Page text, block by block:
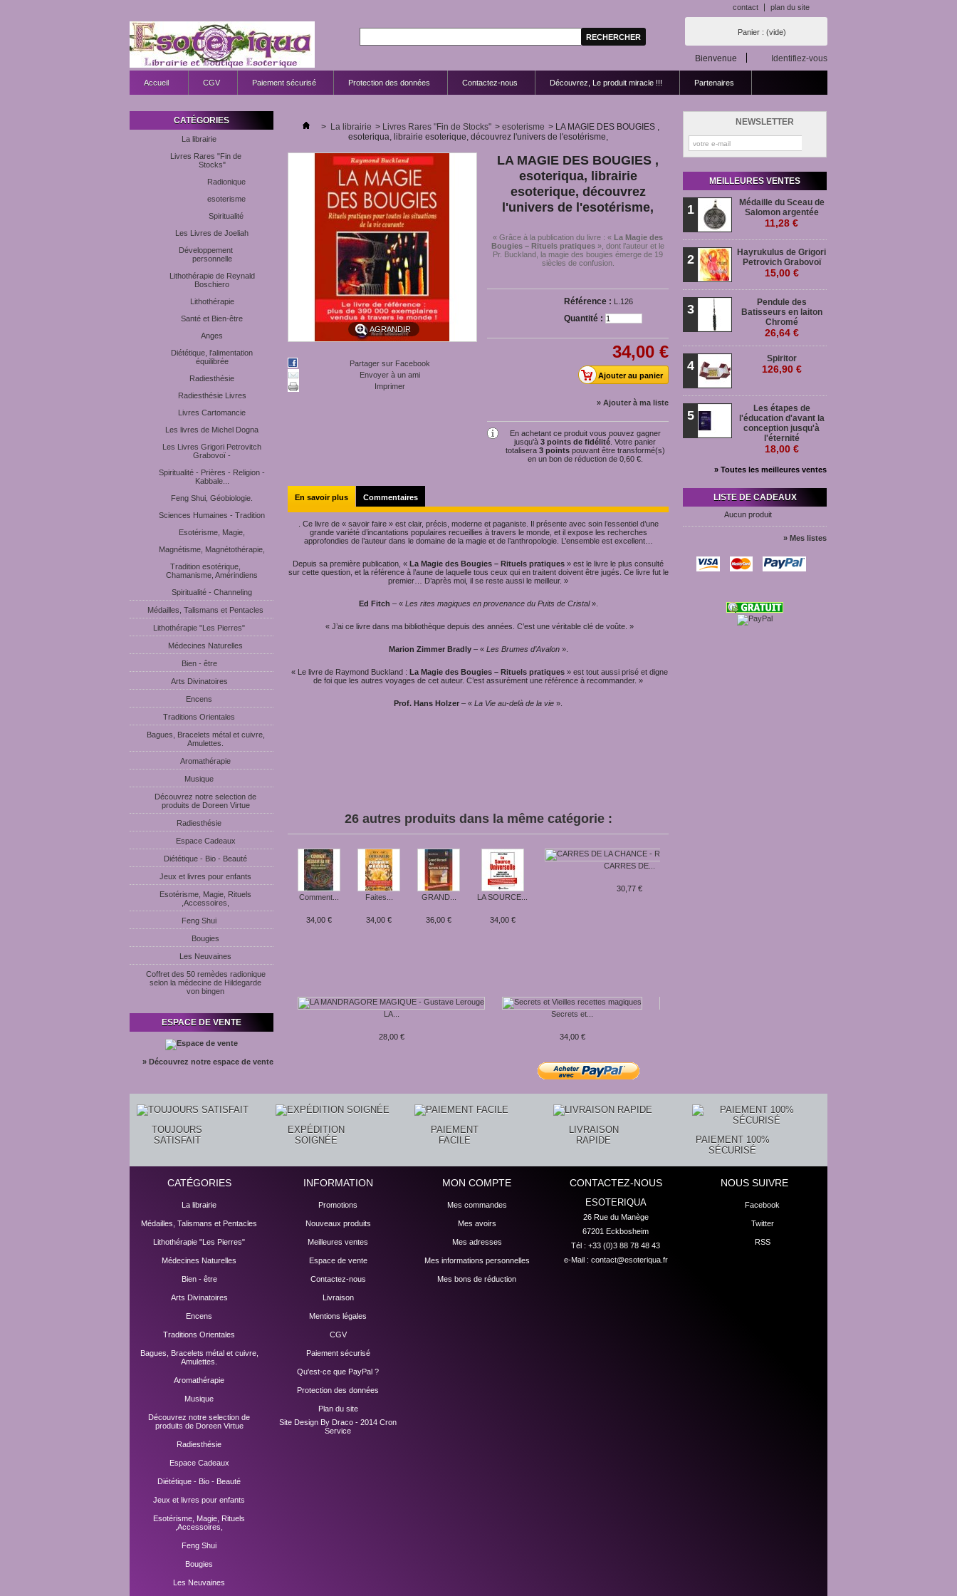
contact plan du site
Panier : (vide)
Bienvenue Identifiez-vous
Accueil CGV Paiement sécurisé Protection des données Contactez-nous Découvrez, Le produit miracle !!! Partenaires
CATÉGORIES
La librairie
Livres Rares "Fin de
Stocks"
Radionique
esoterisme
Spiritualité
Les Livres de Joeliah
Développement
personnelle
Lithothérapie de Reynald
Boschiero
Lithothérapie
Santé et Bien-être
Anges
Diététique, l'alimentation
équilibrée
Radiesthésie
Radiesthésie Livres
Livres Cartomancie
Les livres de Michel Dogna
Les Livres Grigori Petrovitch
Grabovoï -
Spiritualité - Prières - Religion -
Kabbale...
Feng Shui, Géobiologie.
Sciences Humaines - Tradition
Esotérisme, Magie,
Magnétisme, Magnétothérapie,
Tradition esotérique,
Chamanisme, Amérindiens
Spiritualité - Channeling
Médailles, Talismans et Pentacles
Lithothérapie "Les Pierres"
Médecines Naturelles
Bien - être
Arts Divinatoires
Encens
Traditions Orientales
Bagues, Bracelets métal et cuivre,
Amulettes.
Aromathérapie
Musique
Découvrez notre selection de
produits de Doreen Virtue
Radiesthésie
Espace Cadeaux
Diététique - Bio - Beauté
Jeux et livres pour enfants
Esotérisme, Magie, Rituels
,Accessoires,
Feng Shui
Bougies
Les Neuvaines
Coffret des 50 remèdes radionique
selon la médecine de Hildegarde
von bingen
ESPACE DE VENTE
» Découvrez notre espace de vente
> La librairie > Livres Rares "Fin de Stocks" > esoterisme > LA MAGIE DES BOUGIES ,
esoteriqua, librairie esoterique, découvrez l'univers de l'esotérisme,
AGRANDIR
Partager sur Facebook
Envoyer à un ami
Imprimer
LA MAGIE DES BOUGIES ,
esoteriqua, librairie
esoterique, découvrez
l'univers de l'esotérisme,
« Grâce à la publication du livre : « La Magie des
Bougies – Rituels pratiques », dont l’auteur et le
Pr. Buckland, la magie des bougies émerge de 19
siècles de confusion.
Référence : L.126
Quantité :
34,00 €
» Ajouter à ma liste
En achetant ce produit vous pouvez gagner
jusqu'à 3 points de fidélité . Votre panier
totalisera 3pointspouvant être transformé(s)
en un bon de réduction de 0,60 €.
En savoir plus Commentaires
. Ce livre de « savoir faire » est clair, précis, moderne et paganiste. Il présente avec soin l’essentiel d’une
grande variété d’incantations populaires recueillies à travers le monde, et il expose les recherches
approfondies de l’auteur dans le domaine de la magie et de l’anthropologie. L’ensemble est excellent…
Depuis sa première publication, « La Magie des Bougies – Rituels pratiques » est le livre le plus consulté
sur cette question, et la référence à l’aune de laquelle tous ceux qui en traitent doivent être jugés. Ce livre fut le
premier… D’après moi, il se reste aussi le meilleur. »
Ed Fitch – « Les rites magiques en provenance du Puits de Cristal».
« J’ai ce livre dans ma bibliothèque depuis des années. C’est une véritable clé de voûte. »
Marion Zimmer Bradly– « Les Brumes d’Avalon».
« Le livre de Raymond Buckland : La Magie des Bougies – Rituels pratiques » est tout aussi prisé et digne
de foi que les autres voyages de cet auteur. C’est assurément une référence à recommander. »
Prof. Hans Holzer – « La Vie au-delà de la vie ».
26 autres produits dans la même catégorie :
Comment...
34,00 €
Faites...
34,00 €
GRAND...
36,00 €
LA SOURCE...
34,00 €
CARRES DE...
30,77 €
LA...
28,00 €
Secrets et...
34,00 €
NEWSLETTER
MEILLEURES VENTES
1
Médaille du Sceau de
Salomon argentée
11,28 €
2
Hayrukulus de Grigori
Petrovich Grabovoï
15,00 €
3
Pendule des
Batisseurs en laiton
Chromé
26,64 €
4 Spiritor
126,90 €
5
Les étapes de
l'éducation d'avant la
conception jusqu'à
l'éternité
18,00 €
» Toutes les meilleures ventes
LISTE DE CADEAUX
Aucun produit
» Mes listes
TOUJOURS
SATISFAIT
EXPÉDITION
SOIGNÉE
PAIEMENT
FACILE
LIVRAISON
RAPIDE
PAIEMENT 100%
SÉCURISÉ
CATÉGORIES
La librairie
Médailles, Talismans et Pentacles
Lithothérapie "Les Pierres"
Médecines Naturelles
Bien - être
Arts Divinatoires
Encens
Traditions Orientales
Bagues, Bracelets métal et cuivre,
Amulettes.
Aromathérapie
Musique
Découvrez notre selection de
produits de Doreen Virtue
Radiesthésie
Espace Cadeaux
Diététique - Bio - Beauté
Jeux et livres pour enfants
Esotérisme, Magie, Rituels
,Accessoires,
Feng Shui
Bougies
Les Neuvaines
INFORMATION
Promotions
Nouveaux produits
Meilleures ventes
Espace de vente
Contactez-nous
Livraison
Mentions légales
CGV
Paiement sécurisé
Qu'est-ce que PayPal ?
Protection des données
Plan du site
Site Design By Draco - 2014 Cron
Service
MON COMPTE
Mes commandes
Mes avoirs
Mes adresses
Mes informations personnelles
Mes bons de réduction
CONTACTEZ-NOUS
ESOTERIQUA
26 Rue du Manège
67201 Eckbosheim
Tél : +33 (0)3 88 78 48 43
e-Mail : contact@esoteriqua.fr
NOUS SUIVRE
Facebook
Twitter
RSS